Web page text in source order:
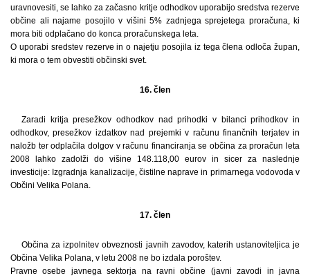
uravnovesiti, se lahko za začasno kritje odhodkov uporabijo sredstva rezerve
občine ali najame posojilo v višini 5% zadnjega sprejetega proračuna, ki
mora biti odplačano do konca proračunskega leta.
O uporabi sredstev rezerve in o najetju posojila iz tega člena odloča župan,
ki mora o tem obvestiti občinski svet.
16. člen
Zaradi kritja presežkov odhodkov nad prihodki v bilanci prihodkov in
odhodkov, presežkov izdatkov nad prejemki v računu finančnih terjatev in
naložb ter odplačila dolgov v računu financiranja se občina za proračun leta
2008 lahko zadolži do višine 148.118,00 eurov in sicer za naslednje
investicije: Izgradnja kanalizacije, čistilne naprave in primarnega vodovoda v
Občini Velika Polana.
17. člen
Občina za izpolnitev obveznosti javnih zavodov, katerih ustanoviteljica je
Občina Velika Polana, v letu 2008 ne bo izdala poroštev.
Pravne osebe javnega sektorja na ravni občine (javni zavodi in javna